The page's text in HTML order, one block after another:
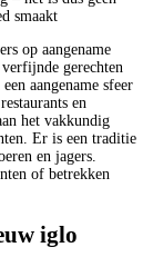
smaakt
op aangename
gerechten
aangename sfeer
en
het vakkundig
Er is een traditie
en jagers.
of betrekken
iglo